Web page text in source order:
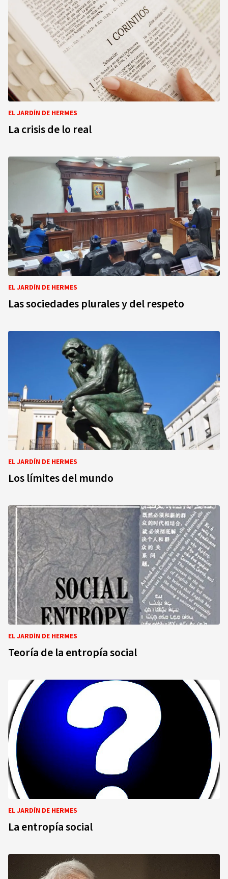
EL JARDÍN DE HERMES
La crisis de lo real
EL JARDÍN DE HERMES
Las sociedades plurales y del respeto
EL JARDÍN DE HERMES
Los límites del mundo
EL JARDÍN DE HERMES
Teoría de la entropía social
EL JARDÍN DE HERMES
La entropía social